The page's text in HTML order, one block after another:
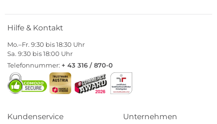
Hilfe & Kontakt
Mo.–Fr. 9:30 bis 18:30 Uhr
Sa. 9:30 bis 18:00 Uhr
Telefonnummer: + 43 316 / 870-0
Kundenservice Unternehmen